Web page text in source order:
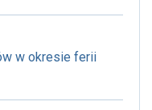
w okresie ferii